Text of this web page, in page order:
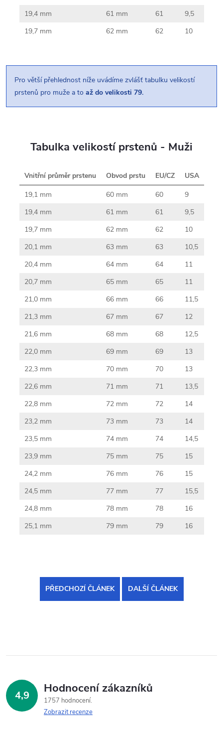
19,4 mm
61 mm 61
9,5
19,7 mm
62 mm 62 10
Pro větší přehlednost níže uvádíme zvlášť tabulku velikostí
prstenů pro muže a to až do velikosti 79.
Tabulka velikostí prstenů - Muži
Vnitřní průměr prstenu Obvod prstu EU/CZ
USA
19,1 mm
60 mm 60
9
19,4 mm
61 mm 61
9,5
19,7 mm
62 mm 62
10
20,1 mm
63 mm 63
10,5
20,4 mm
64 mm 64
11
20,7 mm
65 mm 65
11
21,0 mm
66 mm 66
11,5
21,3 mm
67 mm 67
12
21,6 mm
68 mm 68
12,5
22,0 mm
69 mm 69
13
22,3 mm
70 mm 70
13
22,6 mm
71 mm 71
13,5
22,8 mm
72 mm 72
14
23,2 mm
73 mm 73
14
23,5 mm
74 mm 74
14,5
23,9 mm
75 mm 75
15
24,2 mm
76 mm 76
15
24,5 mm
77 mm 77
15,5
24,8 mm
78 mm 78
16
25,1 mm
79 mm 79 16
PŘEDCHOZÍ ČLÁNEK DALŠÍ ČLÁNEK
4,9 Hodnocení zákazníků
1757 hodnocení
Zobrazit recenze